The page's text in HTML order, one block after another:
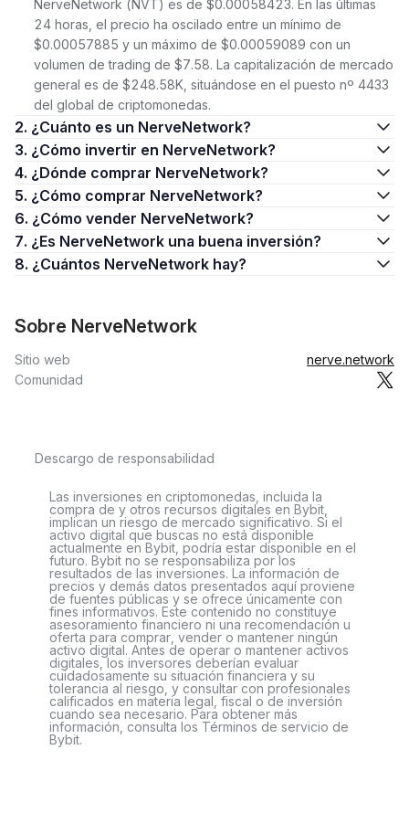
NerveNetwork (NVT) es de $0.00058423. En las últimas
24 horas, el precio ha oscilado entre un mínimo de
$0.00057885 y un máximo de $0.00059089 con un
volumen de trading de $7.58. La capitalización de mercado
general es de $248.58K, situándose en el puesto nº 4433
del global de criptomonedas.
2. ¿Cuánto es un NerveNetwork?
3. ¿Cómo invertir en NerveNetwork?
4. ¿Dónde comprar NerveNetwork?
5. ¿Cómo comprar NerveNetwork?
6. ¿Cómo vender NerveNetwork?
7. ¿Es NerveNetwork una buena inversión?
8. ¿Cuántos NerveNetwork hay?
Sobre NerveNetwork
Sitio web
nerve.network
Comunidad
Descargo de responsabilidad
Las inversiones en criptomonedas, incluida la
compra de y otros recursos digitales en Bybit,
implican un riesgo de mercado significativo. Si el
activo digital que buscas no está disponible
actualmente en Bybit, podría estar disponible en el
futuro. Bybit no se responsabiliza por los
resultados de las inversiones. La información de
precios y demás datos presentados aquí proviene
de fuentes públicas y se ofrece únicamente con
fines informativos. Este contenido no constituye
asesoramiento financiero ni una recomendación u
oferta para comprar, vender o mantener ningún
activo digital. Antes de operar o mantener activos
digitales, los inversores deberían evaluar
cuidadosamente su situación financiera y su
tolerancia al riesgo, y consultar con profesionales
calificados en materia legal, fiscal o de inversión
cuando sea necesario. Para obtener más
información, consulta los Términos de servicio de
Bybit.